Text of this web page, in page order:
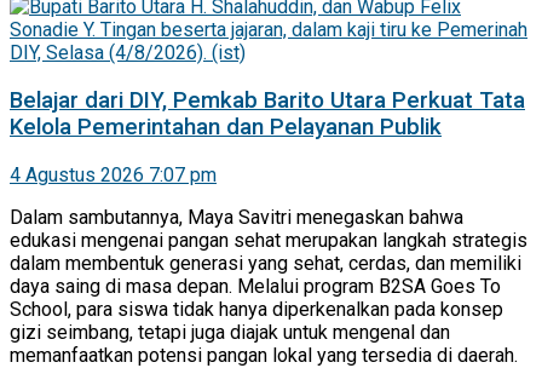
Belajar dari DIY, Pemkab Barito Utara Perkuat Tata
Kelola Pemerintahan dan Pelayanan Publik
4 Agustus 2026 7:07 pm
Dalam sambutannya, Maya Savitri menegaskan bahwa
edukasi mengenai pangan sehat merupakan langkah strategis
dalam membentuk generasi yang sehat, cerdas, dan memiliki
daya saing di masa depan. Melalui program B2SA Goes To
School, para siswa tidak hanya diperkenalkan pada konsep
gizi seimbang, tetapi juga diajak untuk mengenal dan
memanfaatkan potensi pangan lokal yang tersedia di daerah.